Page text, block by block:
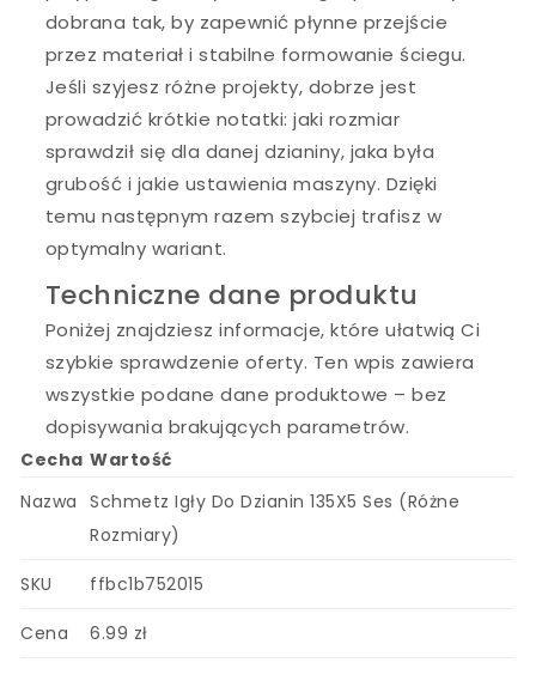
dobrana tak, by zapewnić płynne przejście
przez materiał i stabilne formowanie ściegu.
Jeśli szyjesz różne projekty, dobrze jest
prowadzić krótkie notatki: jaki rozmiar
sprawdził się dla danej dzianiny, jaka była
grubość i jakie ustawienia maszyny. Dzięki
temu następnym razem szybciej trafisz w
optymalny wariant.
Techniczne dane produktu
Poniżej znajdziesz informacje, które ułatwią Ci
szybkie sprawdzenie oferty. Ten wpis zawiera
wszystkie podane dane produktowe – bez
dopisywania brakujących parametrów.
Cecha Wartość
Nazwa
Schmetz Igły Do Dzianin 135X5 Ses (Różne
Rozmiary)
SKU ffbc1b752015
Cena 6.99 zł